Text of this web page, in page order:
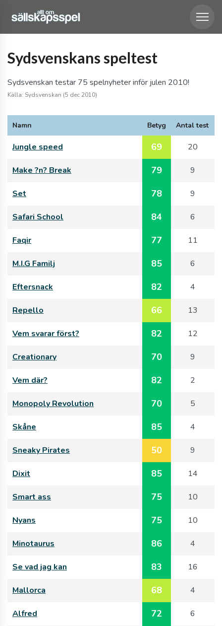
Sydsvenskans speltest
Sydsvenskan testar 75 spelnyheter inför julen 2010!
Källa: Sydsvenskan (5 dec 2010)
Namn Betyg Antal test
Jungle speed 69 20
Make ?n? Break 79 9
Set 78 9
Safari School 84 6
Faqir 77 11
M.I.G Familj 85 6
Eftersnack 82 4
Repello 66 13
Vem svarar först? 82 12
Creationary 70 9
Vem där? 82 2
Monopoly Revolution 70 5
Skåne 85 4
Sneaky Pirates 50 9
Dixit 85 14
Smart ass 75 10
Nyans 75 10
Minotaurus 86 4
Se vad jag kan 83 16
Mallorca 68 4
Alfred 72 6